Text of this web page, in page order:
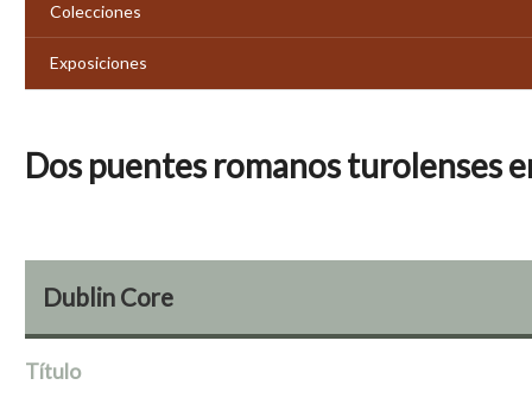
Colecciones
Exposiciones
Dos puentes romanos turolenses
Dublin Core
Título